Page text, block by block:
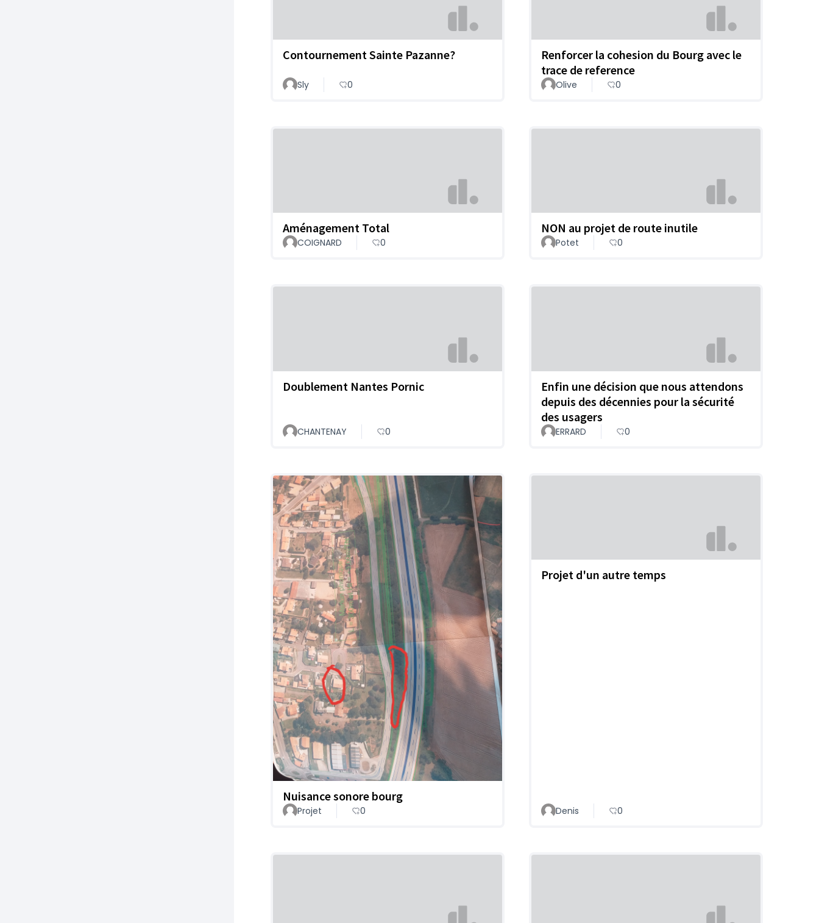
Contournement Sainte Pazanne?
Sly 0
Renforcer la cohesion du Bourg avec le
trace de reference
Olive 0
Aménagement Total
COIGNARD 0
NON au projet de route inutile
Potet 0
Doublement Nantes Pornic
CHANTENAY 0
Enfin une décision que nous attendons
depuis des décennies pour la sécurité
des usagers
ERRARD 0
Nuisance sonore bourg
Projet 0
Projet d'un autre temps
Denis 0